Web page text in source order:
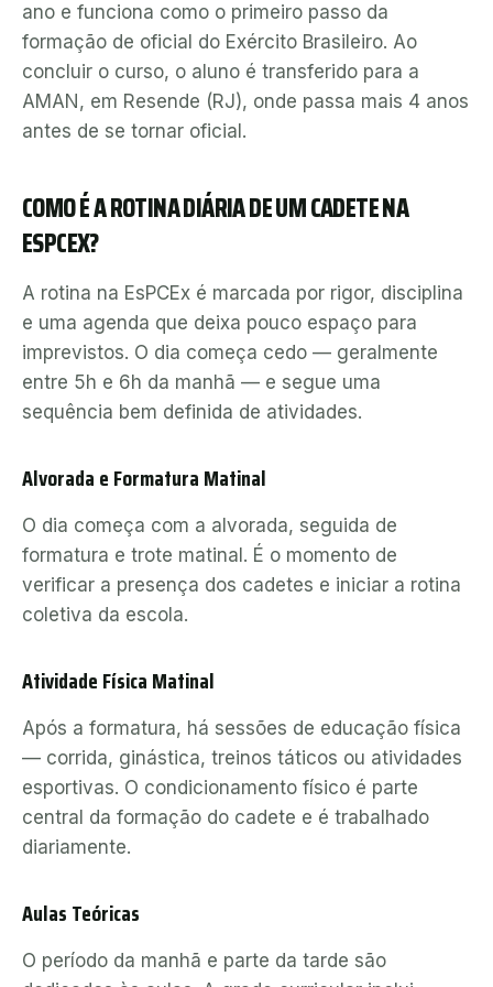
ano e funciona como o primeiro passo da
formação de oficial do Exército Brasileiro. Ao
concluir o curso, o aluno é transferido para a
AMAN, em Resende (RJ), onde passa mais 4 anos
antes de se tornar oficial.
COMO É A ROTINA DIÁRIA DE UM CADETE NA
ESPCEX?
A rotina na EsPCEx é marcada por rigor, disciplina
e uma agenda que deixa pouco espaço para
imprevistos. O dia começa cedo — geralmente
entre 5h e 6h da manhã — e segue uma
sequência bem definida de atividades.
Alvorada e Formatura Matinal
O dia começa com a alvorada, seguida de
formatura e trote matinal. É o momento de
verificar a presença dos cadetes e iniciar a rotina
coletiva da escola.
Atividade Física Matinal
Após a formatura, há sessões de educação física
— corrida, ginástica, treinos táticos ou atividades
esportivas. O condicionamento físico é parte
central da formação do cadete e é trabalhado
diariamente.
Aulas Teóricas
O período da manhã e parte da tarde são